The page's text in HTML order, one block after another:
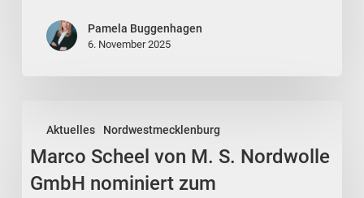
Tino
Schomann
Pamela Buggenhagen
6. November 2025
Aktuelles Nordwestmecklenburg
Scheel
von
M.
Marco Scheel von M. S. Nordwolle
GmbH nominiert zum